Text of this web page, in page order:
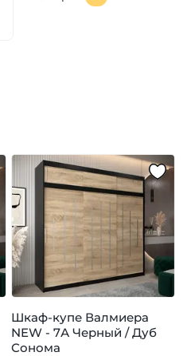
Шкаф-купе Валмиера
NEW - 7А Черный / Дуб
Сонома